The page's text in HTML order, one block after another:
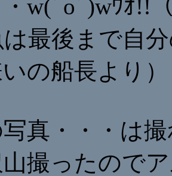
w(ﾟoﾟ)wﾜｵ!!
は最後まで自
いの船長より）
真・・・は
撮ったので